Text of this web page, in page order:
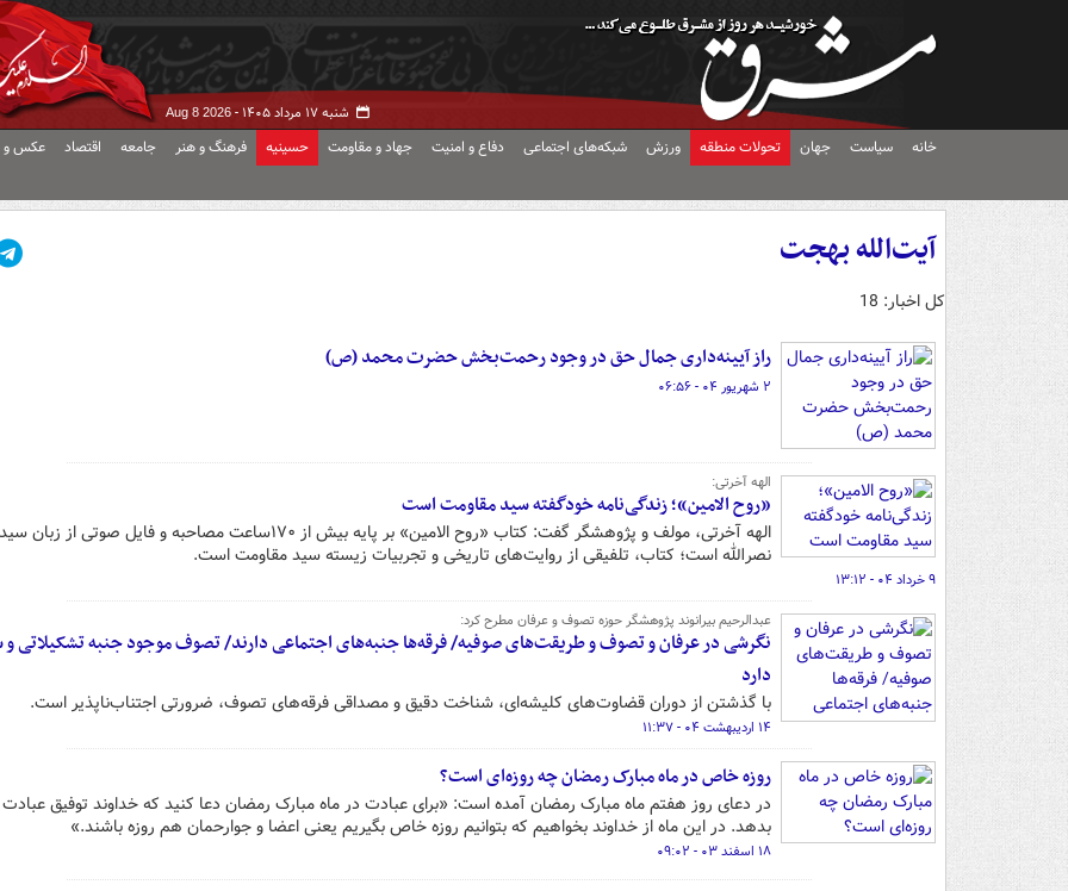
شنبه ۱۷ مرداد ۱۴۰۵ - Aug 8 2026
خانه سیاست جهان تحولات منطقه ورزش شبکه‌های اجتماعی دفاع و امنیت جهاد و مقاومت حسینیه فرهنگ و هنر جامعه اقتصاد عکس و
آیت‌الله بهجت
کل اخبار: 18
راز آیینه‌داری جمال حق در وجود رحمت‌بخش حضرت محمد (ص)
۲ شهریور ۰۴ - ۰۶:۵۶
الهه آخرتی:
«روح الامین»؛ زندگی‌نامه خودگفته سید مقاومت است
الهه آخرتی، مولف و پژوهشگر گفت: کتاب «روح الامین» بر پایه بیش از ۱۷۰ساعت مصاحبه و فایل
نصرالله است؛ کتاب، تلفیقی از روایت‌های تاریخی و تجربیات زیسته سید مقاومت است.
۹ خرداد ۰۴ - ۱۳:۱۲
عبدالرحیم بیرانوند پژوهشگر حوزه تصوف و عرفان مطرح کرد:
نگرشی در عرفان و تصوف و طریقت‌های صوفیه/ فرقه‌ها جنبه‌های اجتماعی دارند/ تصوف موجود جنبه تشکیلاتی
دارد
با گذشتن از دوران قضاوت‌های کلیشه‌ای، شناخت دقیق و مصداقی فرقه‌های تصوف، ضرورتی اجتناب‌ناپذیر است.
۱۴ اردیبهشت ۰۴ - ۱۱:۳۷
روزه خاص در ماه مبارک رمضان چه روزه‌ای است؟
در دعای روز هفتم ماه مبارک رمضان آمده است: «برای عبادت در ماه مبارک رمضان دعا کنید که خداوند توفیق عبادت
بدهد. در این ماه از خداوند بخواهیم که بتوانیم روزه خاص بگیریم یعنی اعضا و جوارحمان هم روزه باشند.»
۱۸ اسفند ۰۳ - ۰۹:۰۲